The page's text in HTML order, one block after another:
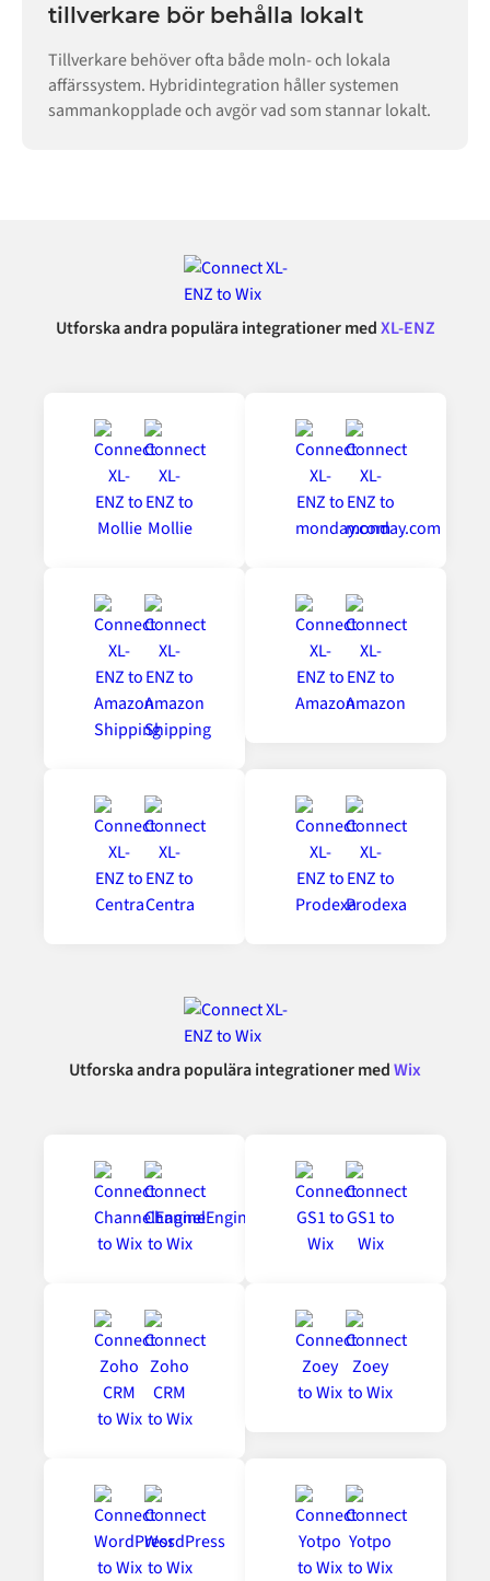
tillverkare bör behålla lokalt
Tillverkare behöver ofta både moln- och lokala
affärssystem. Hybridintegration håller systemen
sammankopplade och avgör vad som stannar lokalt.
Utforska andra populära integrationer medXL-ENZ
Utforska andra populära integrationer medWix